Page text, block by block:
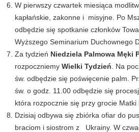
W pierwszy czwartek miesiąca
kapłańskie, zakonne i misyjne. Po
odbędzie się spotkanie członków
Wyższego Seminarium Duchownego
Za tydzień Niedziela Palmowa Męki
rozpoczniemyWielki Tydzień . Na
św. odbędzie się poświęcenie palm.
św. o godz. 11.00 odbędzie się
która rozpocznie się przy grocie Matki
Dzisiaj odbywa się zbiórka ofiar do
braciom i siostrom z Ukrainy. W